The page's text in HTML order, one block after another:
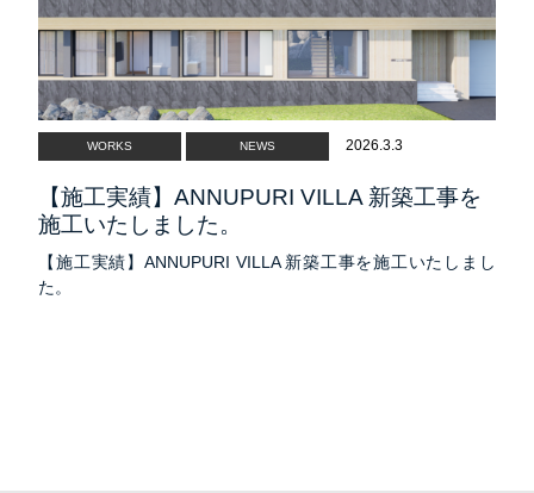
SNS
ソーシャルメディアポリシー
SDGs
NEWS
PRIVACY POLICY
WORKS NEWS 2026.3.3
【施工実績】ANNUPURI VILLA 新築工事を
施工いたしました。
【施工実績】ANNUPURI VILLA 新築工事を施工いたしまし
た。